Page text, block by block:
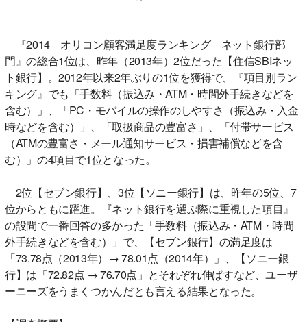
『2014 オリコン顧客満足度ランキング ネット銀行部
門』の総合1位は、昨年（2013年）2位だった【住信SBIネッ
ト銀行】。2012年以来2年ぶりの1位を獲得で、『項目別ラン
キング』でも「手数料（振込み・ATM・時間外手続きなどを
含む）」、「PC・モバイルの操作のしやすさ（振込み・入金
時などを含む）」、「取扱商品の豊富さ」、「付帯サービス
（ATMの豊富さ・メール通知サービス・損害補償などを含
む）」の4項目で1位となった。
2位【セブン銀行】、3位【ソニー銀行】は、昨年の5位、7
位からともに躍進。『ネット銀行を選ぶ際に重視した項目』
の設問で一番回答の多かった「手数料（振込み・ATM・時間
外手続きなどを含む）」で、【セブン銀行】の満足度は
「73.78点（2013年）→ 78.01点（2014年）」、【ソニー銀
行】は「72.82点 → 76.70点」とそれぞれ伸ばすなど、ユーザ
ーニーズをうまくつかんだとも言える結果となった。